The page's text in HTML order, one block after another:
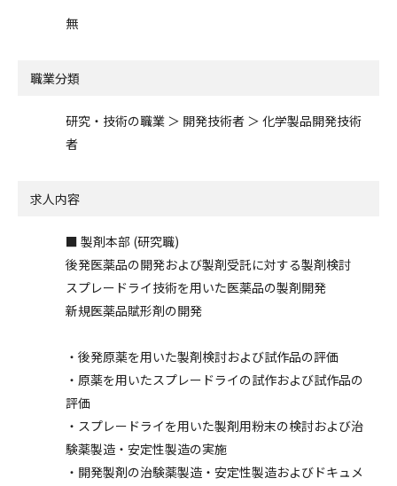
無
職業分類
研究・技術の職業 ＞ 開発技術者 ＞ 化学製品開発技術
者
求人内容
■ 製剤本部 (研究職)
後発医薬品の開発および製剤受託に対する製剤検討
スプレードライ技術を用いた医薬品の製剤開発
新規医薬品賦形剤の開発
・後発原薬を用いた製剤検討および試作品の評価
・原薬を用いたスプレードライの試作および試作品の
評価
・スプレードライを用いた製剤用粉末の検討および治
験薬製造・安定性製造の実施
・開発製剤の治験薬製造・安定性製造およびドキュメ